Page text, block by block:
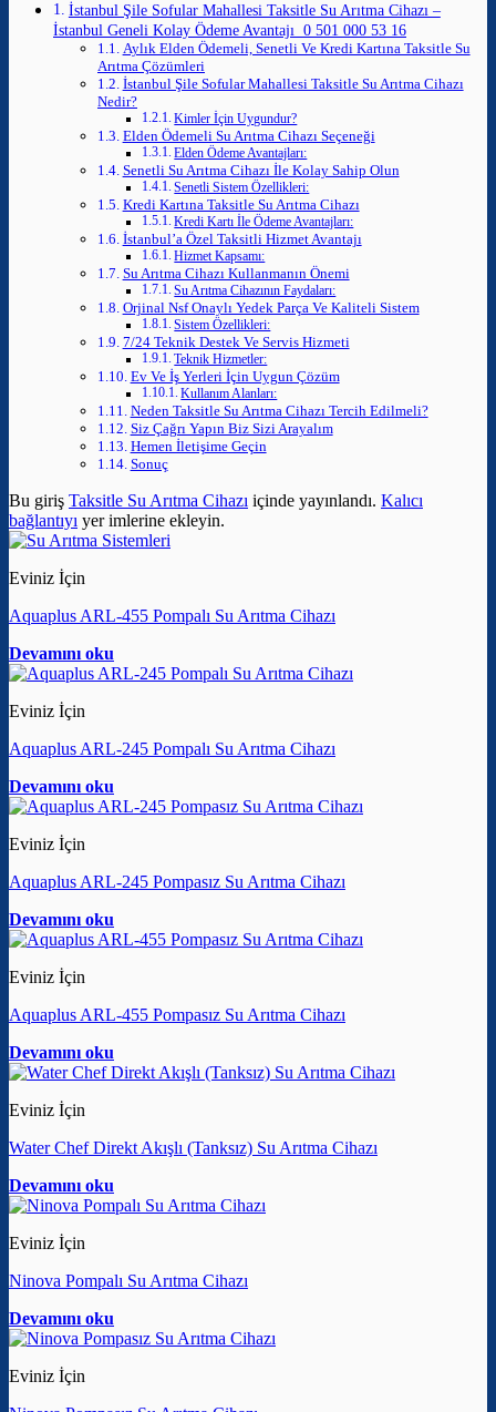
İstanbul Şile Sofular Mahallesi Taksitle Su Arıtma Cihazı –
İstanbul Geneli Kolay Ödeme Avantajı 0 501 000 53 16
Aylık Elden Ödemeli, Senetli Ve Kredi Kartına Taksitle Su
Arıtma Çözümleri
İstanbul Şile Sofular Mahallesi Taksitle Su Arıtma Cihazı
Nedir?
Kimler İçin Uygundur?
Elden Ödemeli Su Arıtma Cihazı Seçeneği
Elden Ödeme Avantajları:
Senetli Su Arıtma Cihazı İle Kolay Sahip Olun
Senetli Sistem Özellikleri:
Kredi Kartına Taksitle Su Arıtma Cihazı
Kredi Kartı İle Ödeme Avantajları:
İstanbul’a Özel Taksitli Hizmet Avantajı
Hizmet Kapsamı:
Su Arıtma Cihazı Kullanmanın Önemi
Su Arıtma Cihazının Faydaları:
Orjinal Nsf Onaylı Yedek Parça Ve Kaliteli Sistem
Sistem Özellikleri:
7/24 Teknik Destek Ve Servis Hizmeti
Teknik Hizmetler:
Ev Ve İş Yerleri İçin Uygun Çözüm
Kullanım Alanları:
Neden Taksitle Su Arıtma Cihazı Tercih Edilmeli?
Siz Çağrı Yapın Biz Sizi Arayalım
Hemen İletişime Geçin
Sonuç
Bu giriş Taksitle Su Arıtma Cihazı içinde yayınlandı. Kalıcı
bağlantıyı yer imlerine ekleyin.
Eviniz İçin
Aquaplus ARL-455 Pompalı Su Arıtma Cihazı
Devamını oku
Eviniz İçin
Aquaplus ARL-245 Pompalı Su Arıtma Cihazı
Devamını oku
Eviniz İçin
Aquaplus ARL-245 Pompasız Su Arıtma Cihazı
Devamını oku
Eviniz İçin
Aquaplus ARL-455 Pompasız Su Arıtma Cihazı
Devamını oku
Eviniz İçin
Water Chef Direkt Akışlı (Tanksız) Su Arıtma Cihazı
Devamını oku
Eviniz İçin
Ninova Pompalı Su Arıtma Cihazı
Devamını oku
Eviniz İçin